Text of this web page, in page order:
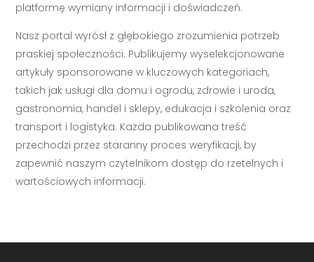
platformę wymiany informacji i doświadczeń.
Nasz portal wyrósł z głębokiego zrozumienia potrzeb
praskiej społeczności. Publikujemy wyselekcjonowane
artykuły sponsorowane w kluczowych kategoriach,
takich jak usługi dla domu i ogrodu, zdrowie i uroda,
gastronomia, handel i sklepy, edukacja i szkolenia oraz
transport i logistyka. Każda publikowana treść
przechodzi przez staranny proces weryfikacji, by
zapewnić naszym czytelnikom dostęp do rzetelnych i
wartościowych informacji.